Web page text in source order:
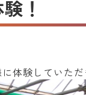
！
体験していた